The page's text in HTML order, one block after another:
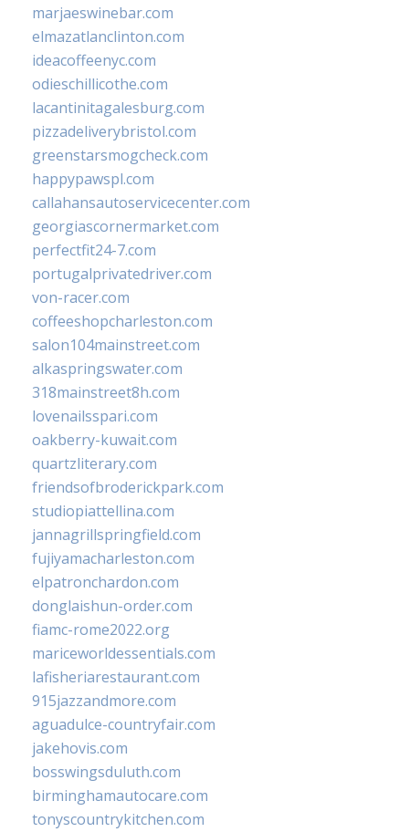
marjaeswinebar.com
elmazatlanclinton.com
ideacoffeenyc.com
odieschillicothe.com
lacantinitagalesburg.com
pizzadeliverybristol.com
greenstarsmogcheck.com
happypawspl.com
callahansautoservicecenter.com
georgiascornermarket.com
perfectfit24-7.com
portugalprivatedriver.com
von-racer.com
coffeeshopcharleston.com
salon104mainstreet.com
alkaspringswater.com
318mainstreet8h.com
lovenailsspari.com
oakberry-kuwait.com
quartzliterary.com
friendsofbroderickpark.com
studiopiattellina.com
jannagrillspringfield.com
fujiyamacharleston.com
elpatronchardon.com
donglaishun-order.com
fiamc-rome2022.org
mariceworldessentials.com
lafisheriarestaurant.com
915jazzandmore.com
aguadulce-countryfair.com
jakehovis.com
bosswingsduluth.com
birminghamautocare.com
tonyscountrykitchen.com